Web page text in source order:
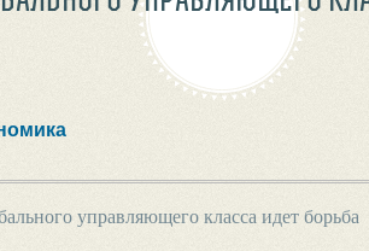
управляющего класса идет борьба